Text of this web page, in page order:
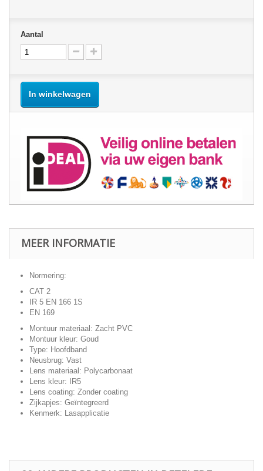
Aantal
In winkelwagen
MEER INFORMATIE
Normering:
CAT 2
IR 5 EN 166 1S
EN 169
Montuur materiaal: Zacht PVC
Montuur kleur: Goud
Type: Hoofdband
Neusbrug: Vast
Lens materiaal: Polycarbonaat
Lens kleur: IR5
Lens coating: Zonder coating
Zijkapjes: Geïntegreerd
Kenmerk: Lasapplicatie